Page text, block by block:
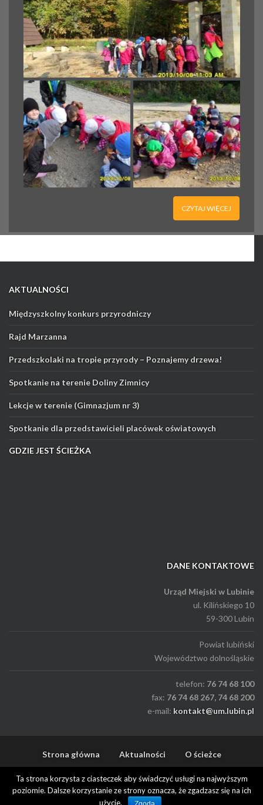
CZYTAJ WIĘCEJ
AKTUALNOŚCI
Międzyszkolny konkurs przyrodniczy
Rajd Marzanna
Przedszkolaki na tropie przyrody – Poznajemy drzewa!
Spotkanie na terenie Doliny Zimnicy
Lekcje w terenie (Gimnazjum nr 3)
Spotkanie dla przedstawicieli placówek oświatowych
GDZIE JEST ŚCIEŻKA
DANE KONTAKTOWE
Urząd Miejski w Lubinie
ul. Kilińskiego 10
59-300 Lubin
Powiat lubiński
Województwo dolnośląskie
telefon: 76 74 68 100
fax: 76 74 68 267, 74 68 200
e-mail: kontakt@um.lubin.pl
Strona główna Aktualności O ścieżce
Historia Galeria Kamery Kontakt
Ta strona korzysta z ciasteczek aby świadczyć usługi na najwyższym
poziomie. Dalsze korzystanie ze strony oznacza, że zgadzasz się na ich
użycie.